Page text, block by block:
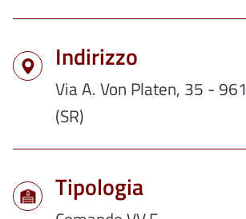
Indirizzo
Via A. Von Platen, 35 -
(SR)
Tipologia